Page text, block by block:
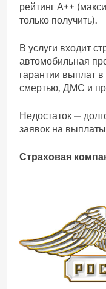
рейтинг А++
только получить).
В услуги входит
автомобильная
гарантии выплат
смертью, ДМС и
Недостаток —
заявок на
Страховая